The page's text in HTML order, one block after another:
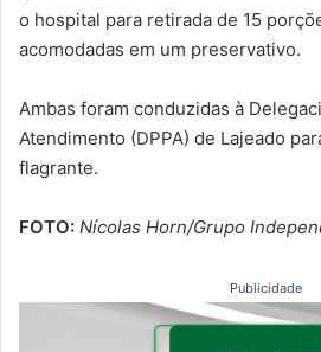
o hospital para retirada de 15
acomodadas em um preservativo.
Ambas foram conduzidas à
Atendimento (DPPA) de Lajeado
flagrante.
FOTO: Nícolas Horn/Grupo
Publicidade